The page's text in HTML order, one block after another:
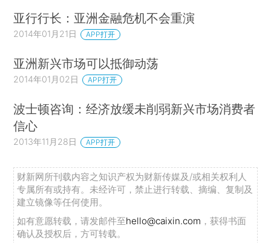
亚行行长：亚洲金融危机不会重演
2014年01月21日 APP打开
亚洲新兴市场可以抵御动荡
2014年01月02日 APP打开
波士顿咨询：经济放缓未削弱新兴市场消费者
信心
2013年11月28日 APP打开
财新网所刊载内容之知识产权为财新传媒及/或相关权利人
专属所有或持有。未经许可，禁止进行转载、摘编、复制及
建立镜像等任何使用。
如有意愿转载，请发邮件至hello@caixin.com ，获得书面
确认及授权后，方可转载。